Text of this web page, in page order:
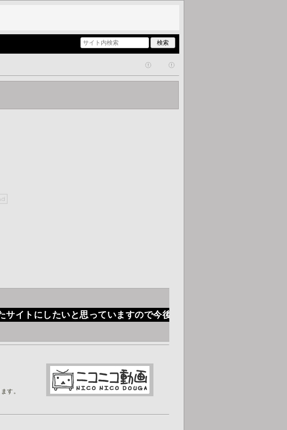
サイトにしたいと思っていますので今後よろしくお願いいたしま
す。